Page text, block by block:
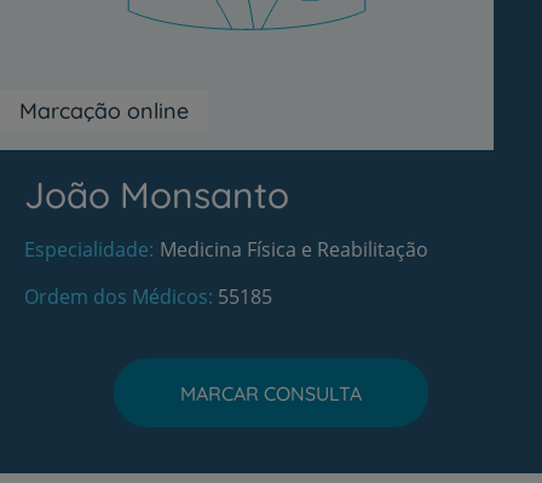
Marcação online
João Monsanto
Especialidade Medicina Física e Reabilitação
Ordem dos Médicos 55185
MARCAR CONSULTA